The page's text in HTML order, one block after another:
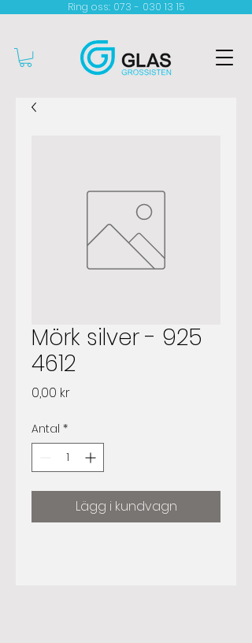
Ring oss: 073 - 030 13 15​
Mörk silver - 925
4612
0,00 krPris
Antal *
Lägg i kundvagn